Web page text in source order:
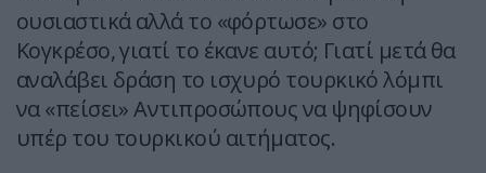
ουσιαστικά αλλά το «φόρτωσε» στο
Κογκρέσο, γιατί το έκανε αυτό; Γιατί μετά θα
αναλάβει δράση το ισχυρό τουρκικό λόμπι
να «πείσει» Αντιπροσώπους να ψηφίσουν
υπέρ του τουρκικού αιτήματος.